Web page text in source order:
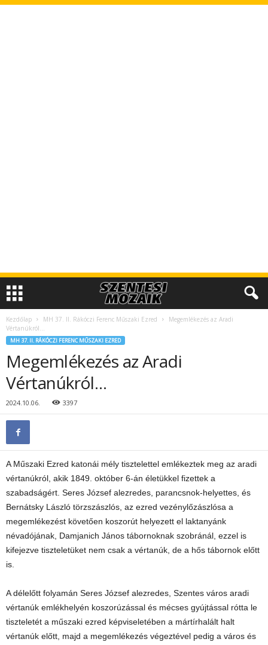
Kezdőlap MH 37. II. Rákóczi Ferenc Műszaki Ezred
Megemlékezés az Aradi
Vértanúkról…
MH 37. II. RÁKÓCZI FERENC MŰSZAKI EZRED
Megemlékezés az Aradi
Vértanúkról…
2024.10.06. 3397
A Műszaki Ezred katonái mély tisztelettel emlékeztek meg az aradi
vértanúkról, akik 1849. október 6-án életükkel fizettek a
szabadságért. Seres József alezredes, parancsnok-helyettes, és
Bernátsky László törzszászlós, az ezred vezénylőzászlósa a
megemlékezést követően koszorút helyezett el laktanyánk
névadójának, Damjanich János tábornoknak szobránál, ezzel is
kifejezve tiszteletüket nem csak a vértanúk, de a hős tábornok előtt
is.
A délelőtt folyamán Seres József alezredes, Szentes város aradi
vértanúk emlékhelyén koszorúzással és mécses gyújtással rótta le
tiszteletét a műszaki ezred képviseletében a mártírhalált halt
vértanúk előtt, majd a megemlékezés végeztével pedig a város és